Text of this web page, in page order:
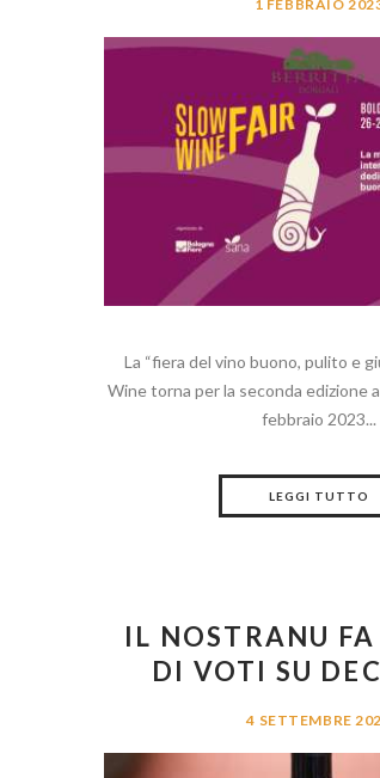
1 FEBBRAIO
La “fiera del vino buono, pulito e
Wine torna per la seconda edizione
febbraio 2023...
LEGGI TUTTO
IL NOSTRANU
DI VOTI SU
4 SETTEMBRE